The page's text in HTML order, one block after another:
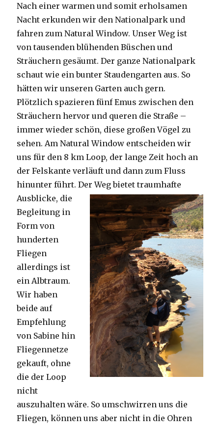
Nach einer warmen und somit erholsamen
Nacht erkunden wir den Nationalpark und
fahren zum Natural Window. Unser Weg ist
von tausenden blühenden Büschen und
Sträuchern gesäumt. Der ganze Nationalpark
schaut wie ein bunter Staudengarten aus. So
hätten wir unseren Garten auch gern.
Plötzlich spazieren fünf Emus zwischen den
Sträuchern hervor und queren die Straße –
immer wieder schön, diese großen Vögel zu
sehen. Am Natural Window entscheiden wir
uns für den 8 km Loop, der lange Zeit hoch an
der Felskante verläuft und dann zum Fluss
hinunter führt. Der Weg bietet traumhafte
Ausblicke, die
Begleitung in
Form von
hunderten
Fliegen
allerdings ist
ein Albtraum.
Wir haben
beide auf
Empfehlung
von Sabine hin
Fliegennetze
gekauft, ohne
die der Loop
nicht
auszuhalten wäre. So umschwirren uns die
Fliegen, können uns aber nicht in die Ohren